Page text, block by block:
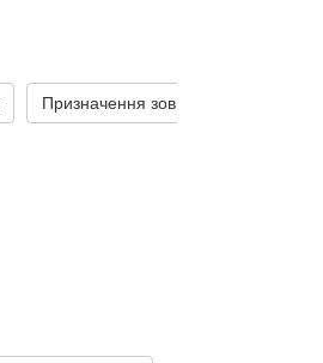
Призначення зовнішня